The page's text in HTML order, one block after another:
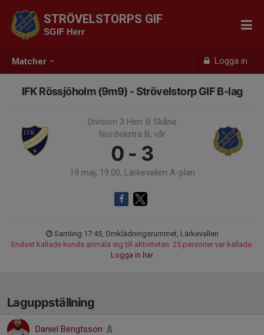
Matcher Logga in
STRÖVELSTORPS GIF
SGIF Herr
IFK Rössjöholm (9m9) - Strövelstorp GIF B-lag
Division 3 Herr B Skåne
Nordvästra B, vår
0 - 3
19 maj, 19:00, Lärkevallen A-plan
Samling 17:45, Omklädningsrummet, Lärkevallen
Endast kallade kunde anmäla sig till aktiviteten. 25 personer var kallade.
Logga in här
Laguppställning
Daniel Bengtsson